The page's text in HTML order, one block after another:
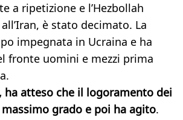
a ripetizione e l’Hezbollah
è stato decimato. La
impegnata in Ucraina e ha
fronte uomini e mezzi prima
ha atteso che il logoramento dei
grado e poi ha agito.